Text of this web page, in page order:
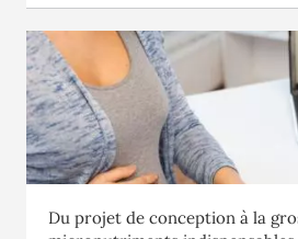
Du projet de conception à la